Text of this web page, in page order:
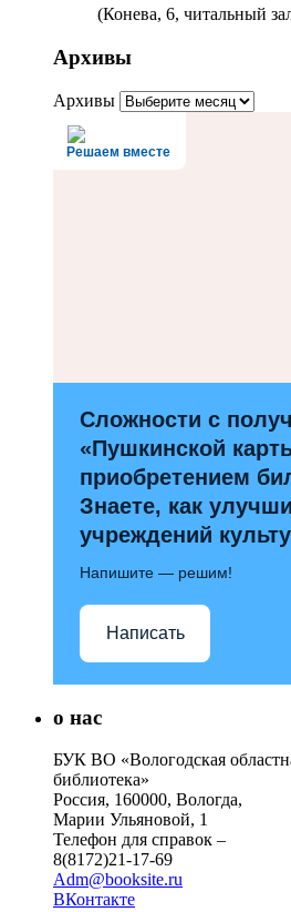
(Конева, 6, читальный
Архивы
Архивы
Решаем вместе
Сложности с
«Пушкинской
приобретением
Знаете, как
учреждений
Напишите — решим!
Написать
о нас
БУК ВО «Вологодская
библиотека»
Россия, 160000, Вологда,
Марии Ульяновой, 1
Телефон для справок –
8(8172)21-17-69
Adm@booksite.ru
ВКонтакте